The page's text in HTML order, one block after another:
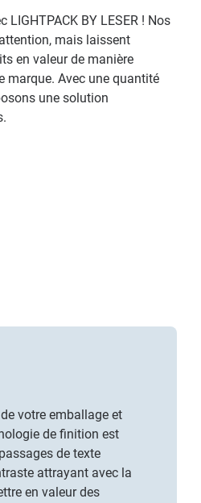
BY LESER ! Nos
mais laissent
en valeur de manière
marque. Avec une quantité
une solution
votre emballage et
de finition est
de texte
attrayant avec la
en valeur des